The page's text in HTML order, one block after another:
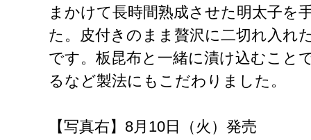
まかけて長時間熟成させた明太子を
た。皮付きのまま贅沢に二切れ入れ
です。板昆布と一緒に漬け込むこと
るなど製法にもこだわりました。
【写真右】8月10日（火）発売